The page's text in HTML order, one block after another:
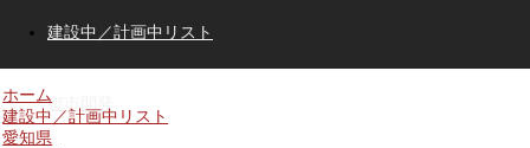
建設中／計画中リスト
都市開発
ホーム
建設中／計画中リスト
愛知県